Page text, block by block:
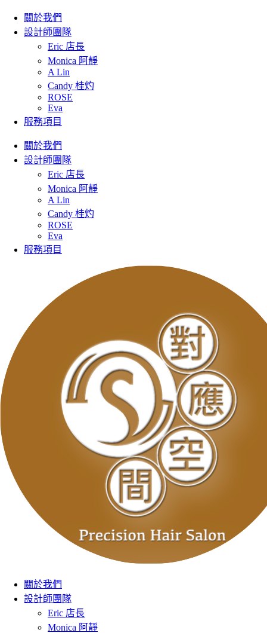
關於我們
設計師團隊
Eric 店長
Monica 阿靜
A Lin
Candy 桂灼
ROSE
Eva
服務項目
關於我們
設計師團隊
Eric 店長
Monica 阿靜
A Lin
Candy 桂灼
ROSE
Eva
服務項目
關於我們
設計師團隊
Eric 店長
Monica 阿靜